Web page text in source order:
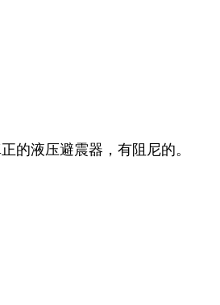
的液压避震器，有阻尼的。